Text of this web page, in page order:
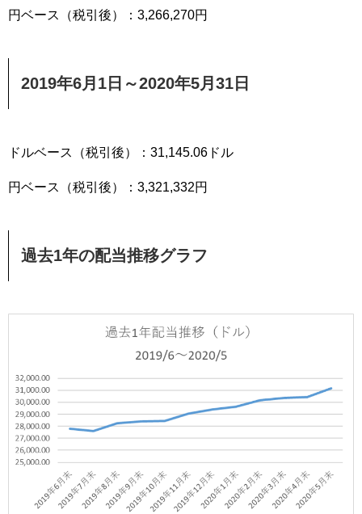
円ベース（税引後）：3,266,270円
2019年6月1日～2020年5月31日
ドルベース（税引後）：31,145.06ドル
円ベース（税引後）：3,321,332円
過去1年の配当推移グラフ